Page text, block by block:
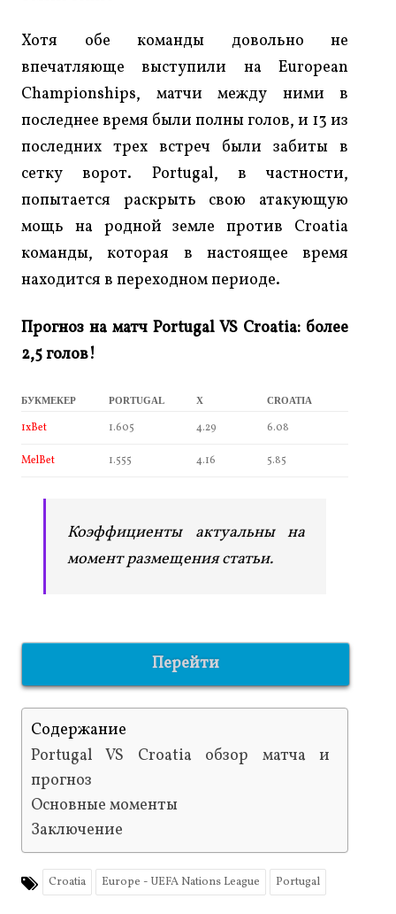
Хотя обе команды довольно не
впечатляюще выступили на European
Championships, матчи между ними в
последнее время были полны голов, и 13 из
последних трех встреч были забиты в
сетку ворот. Portugal, в частности,
попытается раскрыть свою атакующую
мощь на родной земле против Croatia
команды, которая в настоящее время
находится в переходном периоде.
Прогноз на матч Portugal VS Croatia: более
2,5 голов!
БУКМЕКЕР PORTUGAL X CROATIA
1xBet 1.605 4.29 6.08
MelBet 1.555 4.16 5.85
Коэффициенты актуальны на
момент размещения статьи.
Перейти
Содержание
Portugal VS Croatia обзор матча и
прогноз
Основные моменты
Заключение
Croatia Europe - UEFA Nations League Portugal